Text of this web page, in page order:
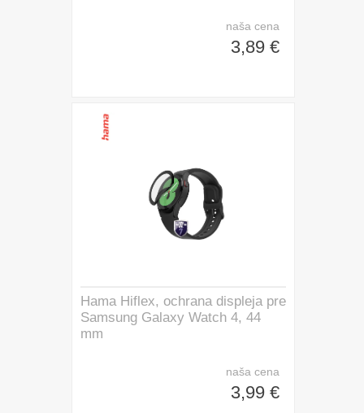
naša cena
3,89 €
Hama Hiflex, ochrana displeja pre
Samsung Galaxy Watch 4, 44
mm
naša cena
3,99 €